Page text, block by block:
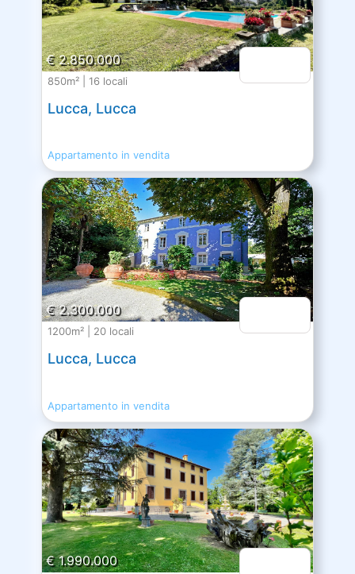
€ 2.850.000
850m² | 16 locali
Lucca, Lucca
Appartamento in vendita
€ 2.300.000
1200m² | 20 locali
Lucca, Lucca
Appartamento in vendita
€ 1.990.000